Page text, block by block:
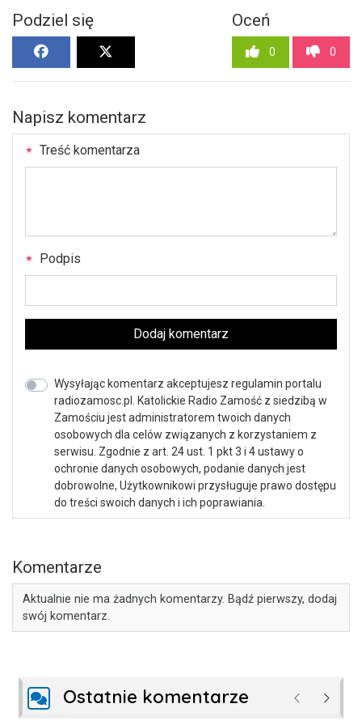
Podziel się Oceń
0 0
Napisz komentarz
Treść komentarza
Podpis
Dodaj komentarz
Wysyłając komentarz akceptujesz regulamin portalu
radiozamosc.pl. Katolickie Radio Zamość z siedzibą w
Zamościu jest administratorem twoich danych
osobowych dla celów związanych z korzystaniem z
serwisu. Zgodnie z art. 24 ust. 1 pkt 3 i 4 ustawy o
ochronie danych osobowych, podanie danych jest
dobrowolne, Użytkownikowi przysługuje prawo dostępu
do treści swoich danych i ich poprawiania.
Komentarze
Aktualnie nie ma żadnych komentarzy. Bądź pierwszy, dodaj
swój komentarz.
Ostatnie komentarze Poprzednie